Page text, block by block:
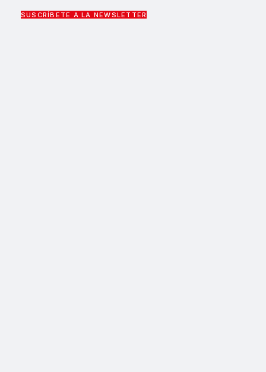
SUSCRÍBETE A LA NEWSLETTER